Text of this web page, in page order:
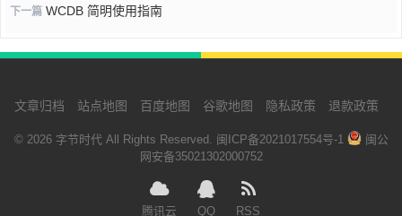
下一篇 WCDB 简明使用指南
文章归档 站点地图 百度地图 谷歌地图 隐私政策 退款政策
© 2026 字节时代 All Rights Reserved. 闽ICP备2021017554号-1
闽公
网安备35021302000752
腾讯云 QQ RSS